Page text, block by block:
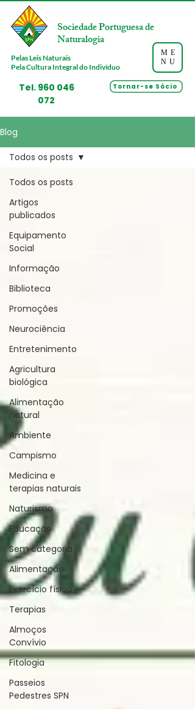
ME
NU
Tel. 960 046
072
Sociedade Portuguesa de
Naturalogia
Pelas Leis Naturais
Pela Cultura Integral do Indivíduo
Tornar-se Sócio
Blog
Todos os posts
Artigos
publicados
Equipamento
Social
Informação
Biblioteca
Promoções
Neurociência
Entretenimento
Agricultura
biológica
Alimentação
natural
Ambiente
Campismo
Medicina e
terapias naturais
Naturismo
Educação
Sem categoria
Alimentação
Exercício físico
Terapias
Almoços
Convívio
Fitologia
Passeios
Pedestres SPN
Todos os posts